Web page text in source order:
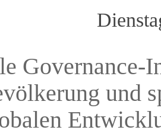
Governance-
und